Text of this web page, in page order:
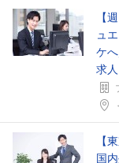
【
ュ
ケ
求人
【
国